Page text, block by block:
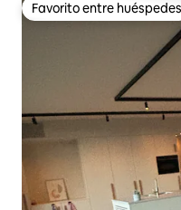
Favorito entre huéspedes
Favorito entre huéspedes